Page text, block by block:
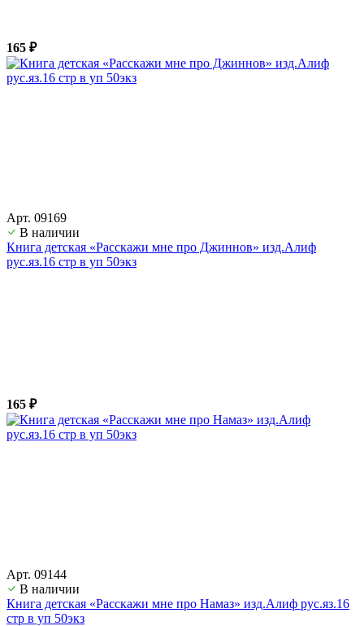
165 ₽
Арт. 09169
В наличии
Книга детская «Расскажи мне про Джиннов» изд.Алиф
рус.яз.16 стр в уп 50экз
165 ₽
Арт. 09144
В наличии
Книга детская «Расскажи мне про Намаз» изд.Алиф рус.яз.16
стр в уп 50экз